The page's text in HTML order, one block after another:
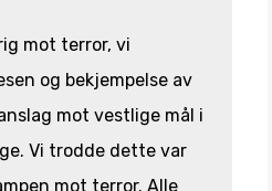
mot terror, vi
og bekjempelse av
mot vestlige mål i
Vi trodde dette var
mot terror. Alle